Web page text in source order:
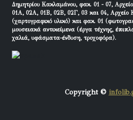
Δημητρίου Κακλαμάνου, φακ. 01 - 07,
01Α, 02Α, 01Β, 02Β, 02Γ, 03 και 04, Αρχείο
(χαρτογραφικό υλικό) και φακ. 01
μουσειακά αντικείμενα (έργα τέχνης,
χαλιά, υφάσματα-ένδυση, τροχοφόρα).
Copyright ©